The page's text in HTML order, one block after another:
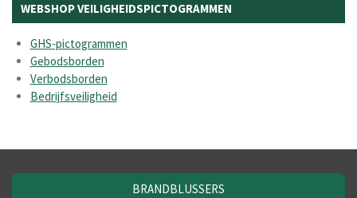
WEBSHOP VEILIGHEIDSPICTOGRAMMEN
GHS-pictogrammen
Gebodsborden
Verbodsborden
Bedrijfsveiligheid
BRANDBLUSSERS